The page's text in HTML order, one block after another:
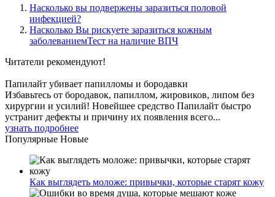
Насколько вы подвержены заразиться половой
инфекцией?
Насколько Вы рискуете заразиться кожным
заболеваниемТест на наличие ВПЧ
Читатели рекомендуют!
Папилайт убивает папилломы и бородавки
Избавьтесь от бородавок, папиллом, жировиков, липом без
хирургии и усилий! Новейшее средство Папилайт быстро
устранит дефекты и причину их появления всего...
узнать подробнее
Популярные Новые
Как выглядеть моложе: привычки, которые старят кожу